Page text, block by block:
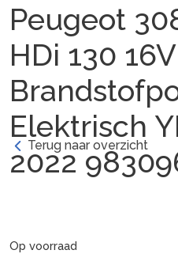
Peugeot
HDi 130 16V
Elektrisch
2022
Terug naar overzicht
Op voorraad